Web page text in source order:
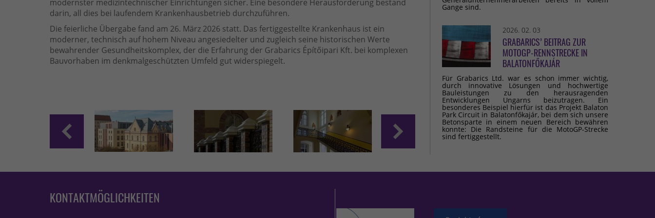
modernster medizintechnischer Einrichtungen sicher. Eine besondere Herausforderung bestand
darin, all dies bei laufendem Krankenhausbetrieb durchzuführen.
Die feierliche Übergabe fand am 26. März 2026 statt. Das fertiggestellte Krankenhaus ist ein
moderner, technisch auf hohem Niveau angesiedelter und zugleich seine historischen Werte
bewahrender Gesundheitskomplex, der die Erfahrung der Grabarics Építőipari Kft. bei komplexen
Bauvorhaben im denkmalgeschützten Umfeld gut widerspiegelt.
Gange sind.
2026. 02. 03
GRABARICS’ BEITRAG ZUR
MOTOGP-RENNSTRECKE IN
BALATONFŐKAJÁR
Für Grabarics Ltd. war es schon immer wichtig,
durch innovative Lösungen und hochwertige
Bauleistungen zu den herausragenden
Entwicklungen Ungarns beizutragen. Ein
besonderes Beispiel hierfür ist das Projekt Balaton
Park Circuit in Balatonfőkajár, bei dem sich unsere
Betonsparte in einem neuen Bereich bewähren
konnte: Die Randsteine für die MotoGP-Strecke
sind fertiggestellt.
KONTAKTMÖGLICHKEITEN